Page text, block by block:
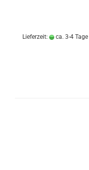
Lieferzeit: ca. 3-4 Tage